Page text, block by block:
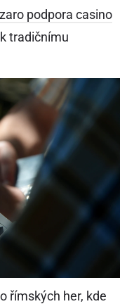
podpora casino
tradičnímu
římských her, kde